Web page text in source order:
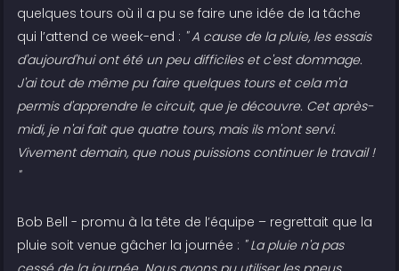
quelques tours où il a pu se faire une idée de la tâche
qui l’attend ce week-end : " A cause de la pluie, les essais
d'aujourd'hui ont été un peu difficiles et c'est dommage.
J'ai tout de même pu faire quelques tours et cela m'a
permis d'apprendre le circuit, que je découvre. Cet après-
midi, je n'ai fait que quatre tours, mais ils m'ont servi.
Vivement demain, que nous puissions continuer le travail !
"
Bob Bell - promu à la tête de l’équipe – regrettait que la
pluie soit venue gâcher la journée : " La pluie n'a pas